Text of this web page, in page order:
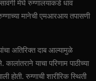
मेघे रुग्णालयाकडे धाव
मानेची एमआरआय तपासणी
अतिरिक्त दाब आल्यामुळे
याचा परिणाम पाठीच्या
होती. रुग्णाची शारीरिक स्थिती